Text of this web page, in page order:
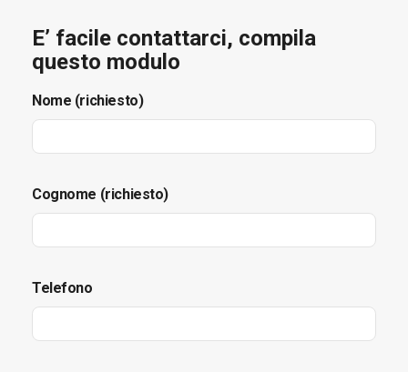
E’ facile contattarci, compila
questo modulo
Nome (richiesto)
Cognome (richiesto)
Telefono